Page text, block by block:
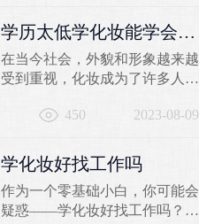
公室、枯燥的工作内容，让我迫
切渴望寻求一种突破，实现职业
和激情的完美融合。那么，客服
转行学化妆可以吗？让我从不同
妆培训将为你开启一个崭新的...
学历太低学化妆能学会
吗？
在当今社会，外貌和形象越来越
受到重视，化妆成为了许多人关
较低的人来说，学习化妆是否可
历太低学化妆的可能性，并推荐
苏州千色培训学校作为学习化妆
的良好选择。一、学历是否影响
学习化妆的能力？学历的高低并
450 2023-08-09
学化妆好找工作吗
作为一个零基础小白，你可能会
疑惑——学化妆好找工作吗？让